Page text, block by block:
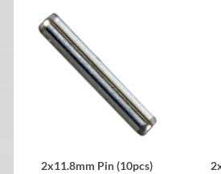
2x11.8mm Pin (10pcs)